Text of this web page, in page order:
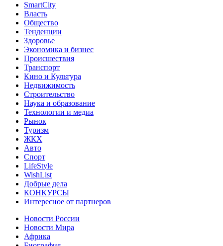
SmartCity
Власть
Общество
Тенденции
Здоровье
Экономика и бизнес
Происшествия
Транспорт
Кино и Культура
Недвижимость
Строительство
Наука и образование
Технологии и медиа
Рынок
Туризм
ЖКХ
Авто
Спорт
LifeStyle
WishList
Добрые дела
КОНКУРСЫ
Интересное от партнеров
Новости России
Новости Мира
Африка